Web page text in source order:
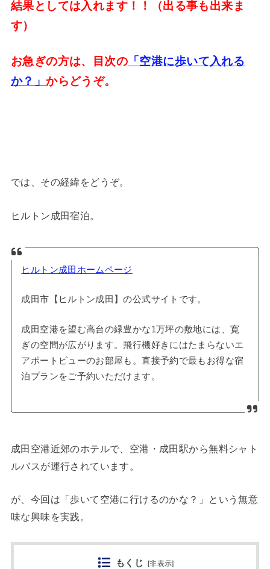
結果としては入れます！！（出る事も出来ま
す）
お急ぎの方は、目次の 「空港に歩いて入れる
か？」からどうぞ。
では、その経緯をどうぞ。
ヒルトン成田宿泊。
ヒルトン成田ホームページ
成田市【ヒルトン成田】の公式サイトです。
成田空港を望む高台の緑豊かな1万坪の敷地には、寛
ぎの空間が広がります。飛行機好きにはたまらないエ
アポートビューのお部屋も。直接予約で最もお得な宿
泊プランをご予約いただけます。
成田空港近郊のホテルで、空港・成田駅から無料シャト
ルバスが運行されています。
が、今回は「歩いて空港に行けるのかな？」という無意
味な興味を実践。
もくじ [非表示]